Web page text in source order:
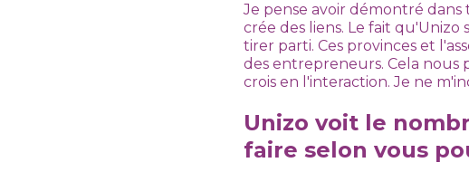
Je pense avoir démontré
crée des liens. Le fait
tirer parti. Ces provinces et
des entrepreneurs. Cela
crois en l'interaction. Je ne
Unizo voit le
faire selon vous